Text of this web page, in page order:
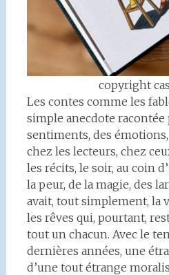
copyright
Les contes comme les
simple anecdote
sentiments, des
chez les lecteurs, chez
les récits, le soir, au coin
la peur, de la magie, des
avait, tout simplement, la
les rêves qui, pourtant,
tout un chacun. Avec le
dernières années, une
d’une tout étrange